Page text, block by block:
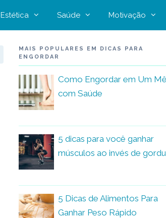
Estética Saúde Motivação
MAIS POPULARES EM DICAS PARA
ENGORDAR
Como Engordar em Um
com Saúde
5 dicas para você ganhar
músculos ao invés de
5 Dicas de Alimentos Para
Ganhar Peso Rápido